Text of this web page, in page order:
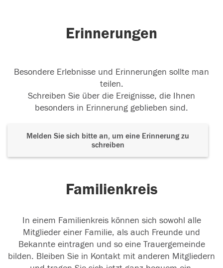
Erinnerungen
Besondere Erlebnisse und Erinnerungen sollte man
teilen.
Schreiben Sie über die Ereignisse, die Ihnen
besonders in Erinnerung geblieben sind.
Melden Sie sich bitte an, um eine Erinnerung zu
schreiben
Familienkreis
In einem Familienkreis können sich sowohl alle
Mitglieder einer Familie, als auch Freunde und
Bekannte eintragen und so eine Trauergemeinde
bilden. Bleiben Sie in Kontakt mit anderen Mitgliedern